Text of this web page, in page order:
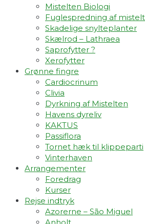
Mistelten Biologi
Fuglespredning af
Skadelige snylteplanter
Skælrod – Lathraea
Saprofytter ?
Xerofytter
Grønne fingre
Cardiocrinum
Clivia
Dyrkning af Mistelten
Havens dyreliv
KAKTUS
Passiflora
Tornet hæk til klippeparti
Vinterhaven
Arrangementer
Foredrag
Kurser
Rejse indtryk
Azorerne – São Miguel
Anholt